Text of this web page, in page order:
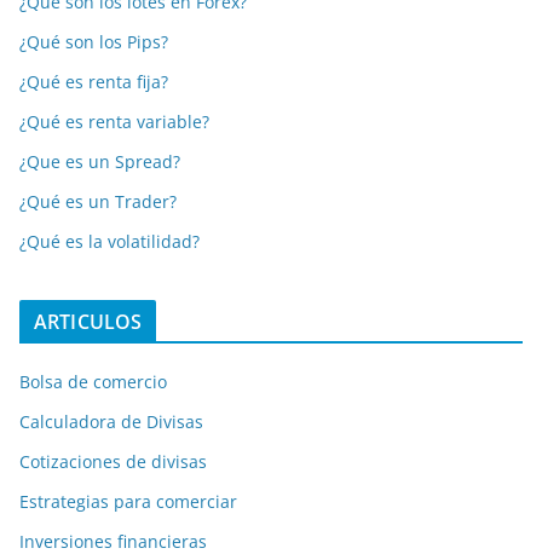
¿Qué son los Pips?
¿Qué es renta fija?
¿Qué es renta variable?
¿Que es un Spread?
¿Qué es un Trader?
¿Qué es la volatilidad?
ARTICULOS
Bolsa de comercio
Calculadora de Divisas
Cotizaciones de divisas
Estrategias para comerciar
Inversiones financieras